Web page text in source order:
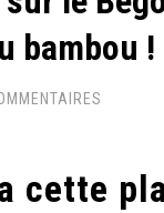
bambou !
SUR
cette